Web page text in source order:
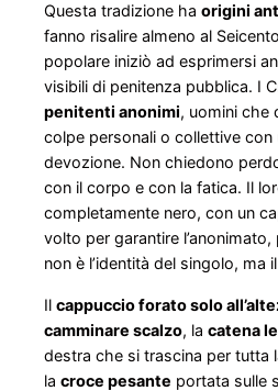
Questa tradizione ha origini
fanno risalire almeno al
popolare iniziò ad esprimersi
visibili di penitenza pubblica. I
penitenti anonimi, uomini che
colpe personali o collettive
devozione. Non chiedono
con il corpo e con la fatica. Il
completamente nero, con un
volto per garantire
non è l’identità del singolo, ma
Il cappuccio forato solo
camminare scalzo, la catena
destra che si trascina per tutta
la croce pesante portata sulle